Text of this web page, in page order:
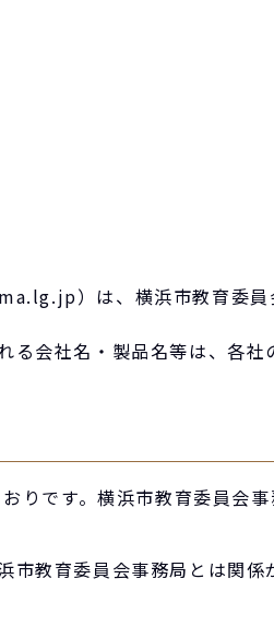
）は、横浜市教育委員
会社名・製品名等は、各
です。横浜市教育委員会事
市教育委員会事務局とは関